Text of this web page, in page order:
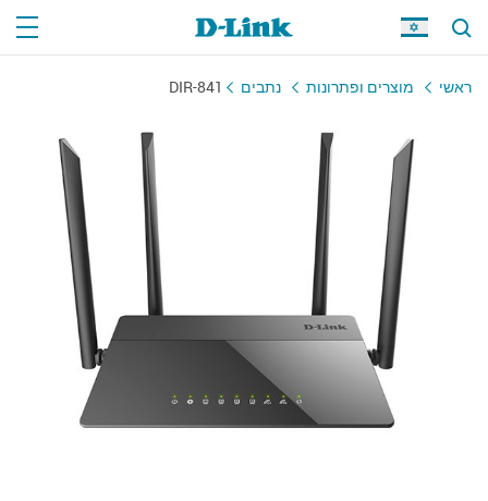
ראשי מוצרים ופתרונות נתבים DIR-841